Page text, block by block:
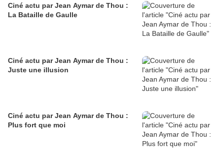
Ciné actu par Jean Aymar de Thou :
La Bataille de Gaulle
Ciné actu par Jean Aymar de Thou :
Juste une illusion
Ciné actu par Jean Aymar de Thou :
Plus fort que moi